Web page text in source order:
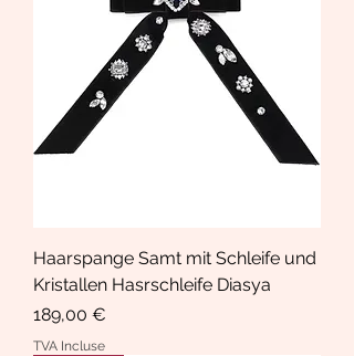
Haarspange Samt mit Schleife und
Kristallen Hasrschleife Diasya
Prix
189,00 €
TVA Incluse